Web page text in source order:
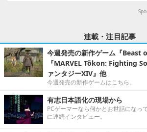
連載・注目記事
今週発売の新作ゲーム『Beast
『MARVEL Tōkon: Fighting
ァンタジーXIV』他
今週発売の新作ゲームはこちら。
有志日本語化の現場から
PCゲーマーなら何かとお世話になっ
に連続インタビュー。